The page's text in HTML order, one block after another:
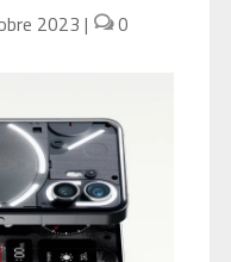
2023 |
0